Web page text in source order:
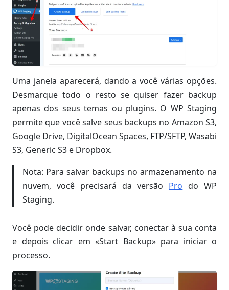
Uma janela aparecerá, dando a você várias opções.
Desmarque todo o resto se quiser fazer backup
apenas dos seus temas ou plugins. O WP Staging
permite que você salve seus backups no Amazon S3,
Google Drive, DigitalOcean Spaces, FTP/SFTP, Wasabi
S3, Generic S3 e Dropbox.
Nota: Para salvar backups no armazenamento na
nuvem, você precisará da versão Pro do WP
Staging.
Você pode decidir onde salvar, conectar à sua conta
e depois clicar em «Start Backup» para iniciar o
processo.